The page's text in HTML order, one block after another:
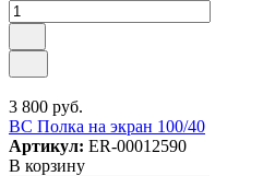
3 800 руб.
ВС Полка на экран 100/40
Артикул: ER-00012590
В корзину